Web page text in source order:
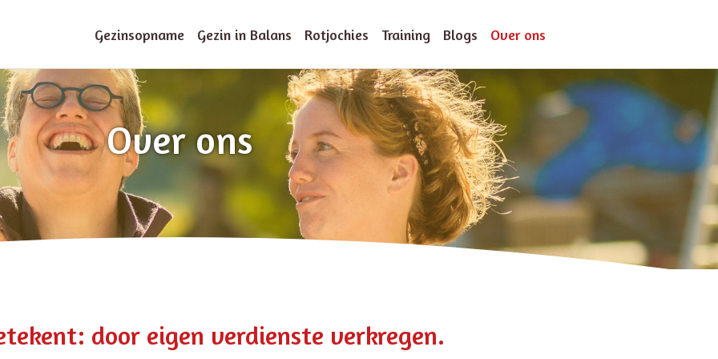
Gezinsopname Gezin in Balans Rotjochies Training Blogs Over ons
Over ons
door eigen verdienste verkregen.